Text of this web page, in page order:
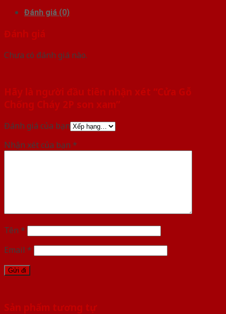
Đánh giá (0)
Đánh giá
Chưa có đánh giá nào.
Hãy là người đầu tiên nhận xét “Cửa Gỗ
Chống Cháy 2P son xam”
Đánh giá của bạn
Nhận xét của bạn *
Tên *
Email *
Sản phẩm tương tự